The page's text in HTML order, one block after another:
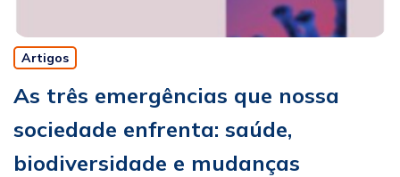
Artigos
As três emergências que nossa
sociedade enfrenta: saúde,
biodiversidade e mudanças